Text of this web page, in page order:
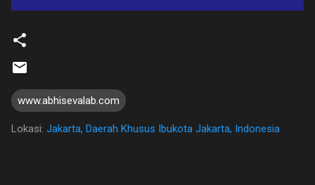
www.abhisevalab.com
Lokasi: Jakarta, Daerah Khusus Ibukota Jakarta, Indonesia